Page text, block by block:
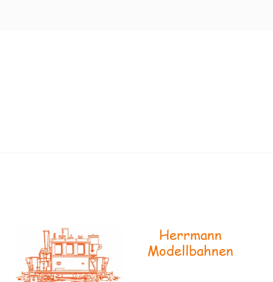
Herrmann
Modellbahnen